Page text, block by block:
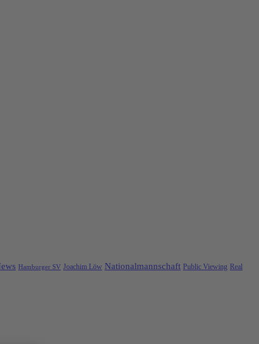
Hamburger SV Joachim Löw Nationalmannschaft Public Viewing Real